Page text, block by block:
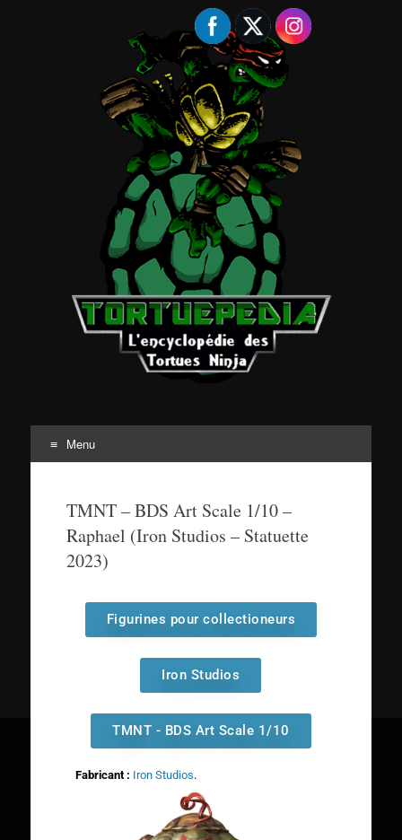
Menu
TMNT – BDS Art Scale 1/10 –
Raphael (Iron Studios – Statuette
2023)
Figurines pour collectioneurs
Iron Studios
TMNT - BDS Art Scale 1/10
Fabricant : Iron Studios.